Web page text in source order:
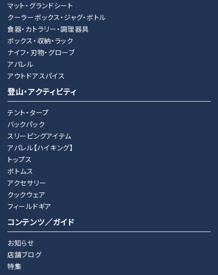
マット・グランドシート
クーラーボックス・ジャグ・ボトル
食器・カトラリー・調理器具
ボックス・収納・ラック
ナイフ・刃物・グローブ
アパレル
アウトドアスパイス
登山・アクティビティ
テント・タープ
バックパック
スリーピングアイテム
アパレル【ハイキング】
トップス
ボトムス
アクセサリー
クックウェア
フィールドギア
コンテンツ／ガイド
お知らせ
店舗ブログ
特集